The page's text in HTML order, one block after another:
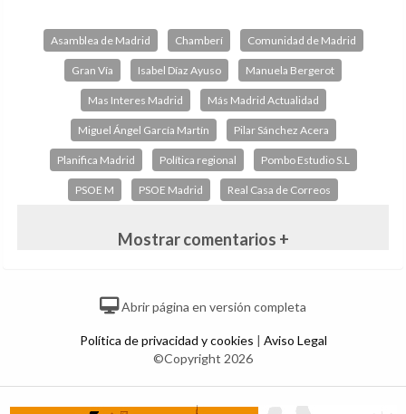
Asamblea de Madrid Chamberí Comunidad de Madrid
Gran Vía Isabel Díaz Ayuso Manuela Bergerot
Mas Interes Madrid Más Madrid Actualidad
Miguel Ángel García Martín Pilar Sánchez Acera
Planifica Madrid Política regional Pombo Estudio S.L
PSOE M PSOE Madrid Real Casa de Correos
Mostrar comentarios +
Abrir página en versión completa
Política de privacidad y cookies | Aviso Legal
©Copyright 2026